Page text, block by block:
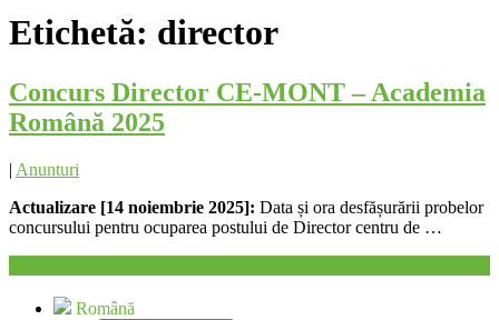
Etichetă: director
Concurs Director CE-MONT – Academia
Română 2025
| Anunturi
Actualizare [14 noiembrie 2025]: Data și ora desfășurării probelor
concursului pentru ocuparea postului de Director centru de …
Română